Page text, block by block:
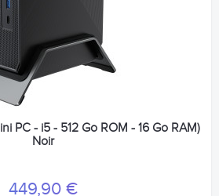
PC - i5 - 512 Go ROM - 16 Go RAM)
Noir
449,90 €